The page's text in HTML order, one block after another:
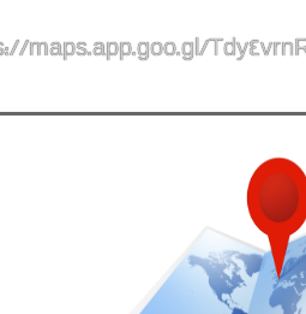
maps.app.goo.gl/